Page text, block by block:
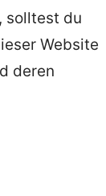
solltest du
Website
deren